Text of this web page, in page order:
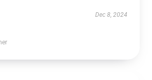
Dec 8, 2024